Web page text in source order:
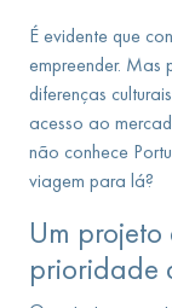
É evidente que
empreender. Mas
diferenças
acesso ao
não conhece
viagem para lá?
Um
prioridade